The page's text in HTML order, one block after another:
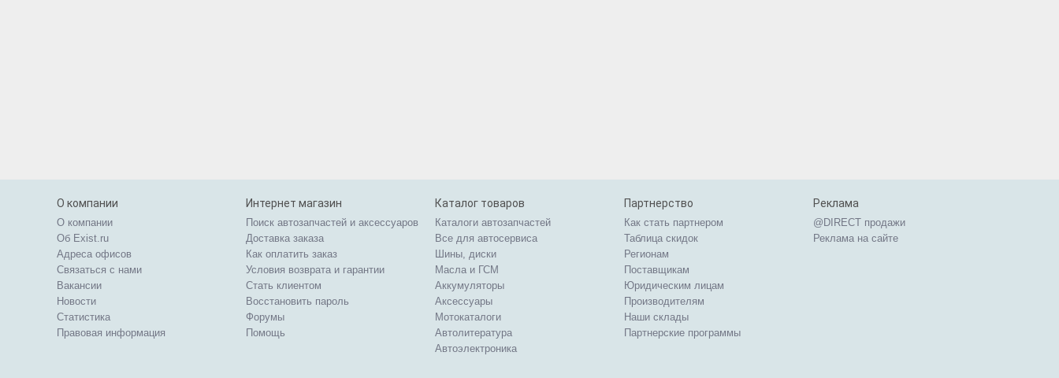
О компании
О компании
Об Exist.ru
Адреса офисов
Связаться с нами
Вакансии
Новости
Статистика
Правовая информация
Интернет магазин
Поиск автозапчастей и аксессуаров
Доставка заказа
Как оплатить заказ
Условия возврата и гарантии
Стать клиентом
Восстановить пароль
Форумы
Помощь
Каталог товаров
Каталоги автозапчастей
Все для автосервиса
Шины, диски
Масла и ГСМ
Аккумуляторы
Аксессуары
Мотокаталоги
Автолитература
Автоэлектроника
Партнерство
Как стать партнером
Таблица скидок
Регионам
Поставщикам
Юридическим лицам
Производителям
Наши склады
Партнерские программы
Реклама
@DIRECT продажи
Реклама на сайте